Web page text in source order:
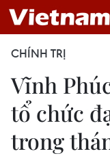
CHÍNH TRỊ
Vĩnh
tổ chức
trong